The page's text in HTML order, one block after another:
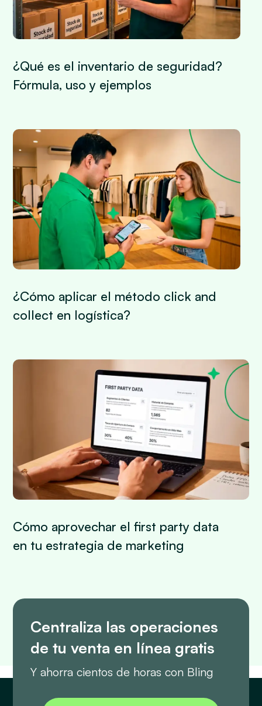
¿Qué es el inventario de seguridad?
Fórmula, uso y ejemplos
¿Cómo aplicar el método click and
collect en logística?
Cómo aprovechar el first party data
en tu estrategia de marketing
Centraliza las operaciones
de tu venta en línea gratis
Y ahorra cientos de horas con Bling